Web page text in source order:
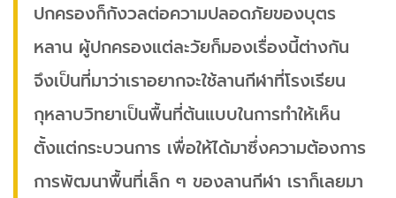
ปกครองก็กังวลต่อความปลอดภัยของบุตร
หลาน ผู้ปกครองแต่ละวัยก็มองเรื่องนี้ต่างกัน
จึงเป็นที่มาว่าเราอยากจะใช้ลานกีฬาที่โรงเรียน
กุหลาบวิทยาเป็นพื้นที่ต้นแบบในการทำให้เห็น
ตั้งแต่กระบวนการ เพื่อให้ได้มาซึ่งความต้องการ
การพัฒนาพื้นที่เล็ก ๆ ของลานกีฬา เราก็เลยมา